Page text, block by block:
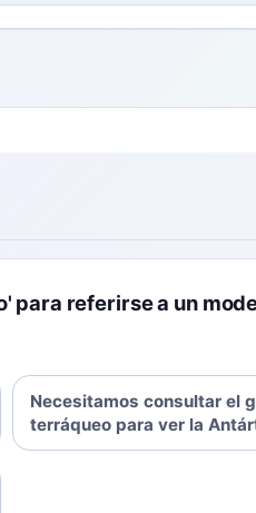
para referirse a un
Necesitamos consultar el
terráqueo para ver la